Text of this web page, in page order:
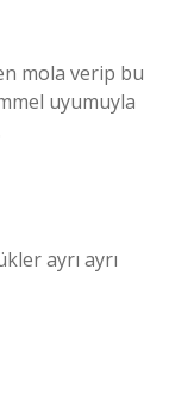
mola verip bu
uyumuyla
ayrı ayrı